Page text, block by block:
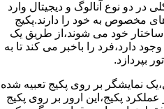
در دو نوع آنالوگ و دیجیتال وارد
مخصوص به خود را دارند.پکیج
ساختار خود می شوند،از طریق یک
دارد،فرد را باخبر می کند تا به
بپردازد.
نمایشگر بر روی پکیج تعبیه شده
پکیج،این ارور بر روی پکیج